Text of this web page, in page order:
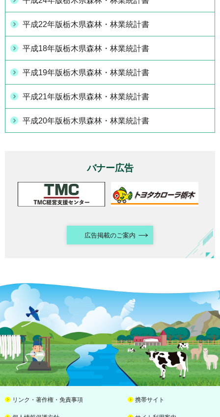
平成22年版栃木県森林・林業統計書
平成18年版栃木県森林・林業統計書
平成19年版栃木県森林・林業統計書
平成21年版栃木県森林・林業統計書
平成20年版栃木県森林・林業統計書
バナー広告
広告掲載のご案内
リンク・著作権・免責事項 携帯サイト